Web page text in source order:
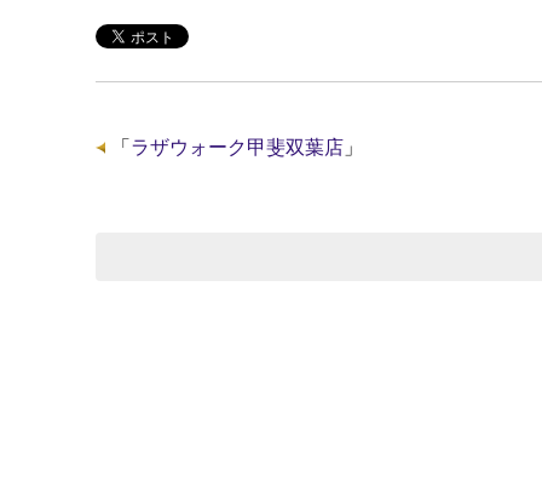
「 ラザウォーク甲斐双葉店 」